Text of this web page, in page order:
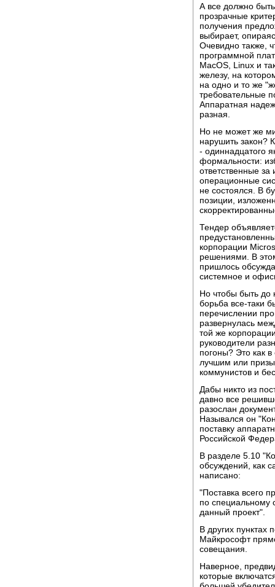
А все должно
прозрачные
получения
выбирает,
Очевидно также,
программной
MacOS, Linux и
железу, на
на одно и то же
требовательные
Аппаратная
разная.
Но не может же
нарушить закон?
- одиннадцатого
формальности:
ответственные
операционные
не состоялся. В
позиции,
Тендер
корпорации
решениями. В
пришлось
системное и
Но чтобы быть до
борьба все-таки
перечислении
развернулась
той же
руководители
погоны? Это как
лучшим или
коммунистов и
Дабы никто из
давно все
разослан
Назывался он
поставку
Российской
В разделе 5.10
обсуждений, как
написано:
"Поставка всего
по специальному
данный проект".
В других пунктах
Майкрософт
совещания.
Наверное,
которые